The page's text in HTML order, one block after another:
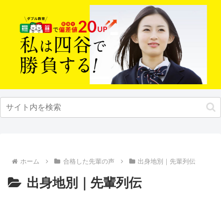
ホーム 合格した先輩の声 出身地別｜先輩列伝
出身地別｜先輩列伝